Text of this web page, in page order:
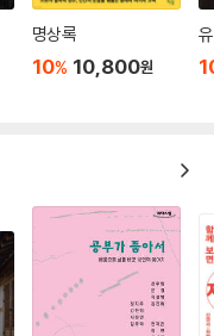
명상록
10% 10,800원